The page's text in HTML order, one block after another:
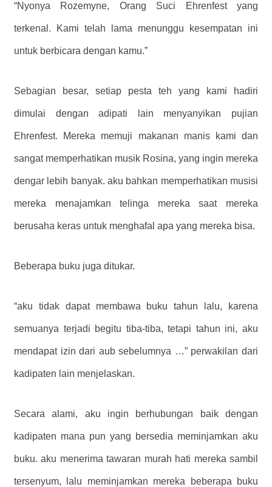
“Nyonya Rozemyne, Orang Suci Ehrenfest yang
terkenal. Kami telah lama menunggu kesempatan ini
untuk berbicara dengan kamu.”
Sebagian besar, setiap pesta teh yang kami hadiri
dimulai dengan adipati lain menyanyikan pujian
Ehrenfest. Mereka memuji makanan manis kami dan
sangat memperhatikan musik Rosina, yang ingin mereka
dengar lebih banyak. aku bahkan memperhatikan musisi
mereka menajamkan telinga mereka saat mereka
berusaha keras untuk menghafal apa yang mereka bisa.
Beberapa buku juga ditukar.
“aku tidak dapat membawa buku tahun lalu, karena
semuanya terjadi begitu tiba-tiba, tetapi tahun ini, aku
mendapat izin dari aub sebelumnya …” perwakilan dari
kadipaten lain menjelaskan.
Secara alami, aku ingin berhubungan baik dengan
kadipaten mana pun yang bersedia meminjamkan aku
buku. aku menerima tawaran murah hati mereka sambil
tersenyum, lalu meminjamkan mereka beberapa buku